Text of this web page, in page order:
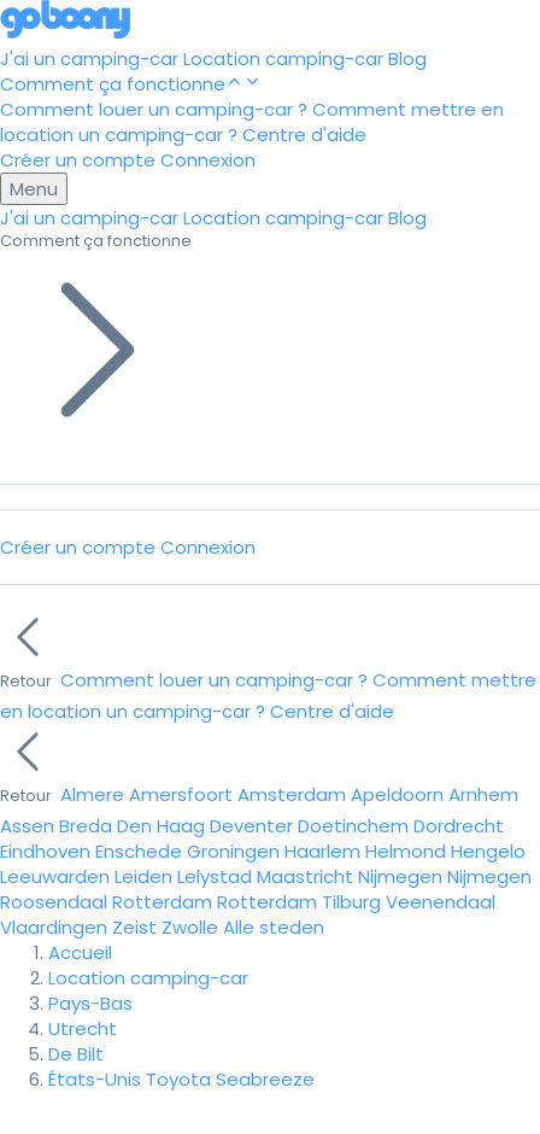
J'ai un camping-carLocation camping-carBlog
Comment ça fonctionne
Comment louer un camping-car ? Comment mettre en
location un camping-car ? Centre d'aide
Créer un compte Connexion
Menu
J'ai un camping-carLocation camping-carBlog
Comment ça fonctionne
Créer un compte Connexion
Retour Comment louer un camping-car ? Comment mettre
en location un camping-car ? Centre d'aide
Retour Almere Amersfoort Amsterdam Apeldoorn Arnhem
Assen Breda Den Haag DeventerDoetinchem Dordrecht
Eindhoven Enschede Groningen Haarlem Helmond Hengelo
Leeuwarden Leiden Lelystad Maastricht Nijmegen Nijmegen
Roosendaal Rotterdam Rotterdam Tilburg Veenendaal
Vlaardingen Zeist Zwolle Alle steden
Accueil
Location camping-car
Pays-Bas
Utrecht
De Bilt
États-Unis Toyota Seabreeze